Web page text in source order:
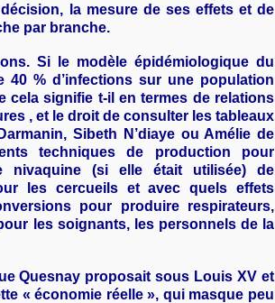
la mesure de ses effets et de
par branche.
Si le modèle épidémiologique du
% d’infections sur une population
cela signifie t-il en termes de relations
, et le droit de consulter les tableaux
Sibeth N’diaye ou Amélie de
techniques de production pour
nivaquine (si elle était utilisée) de
les cercueils et avec quels effets
pour produire respirateurs,
les soignants, les personnels de la
Quesnay proposait sous Louis XV et
« économie réelle », qui masque peu